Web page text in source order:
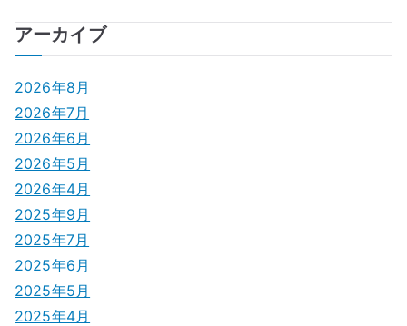
ナ
ビ
ゲ
ー
シ
ョ
ン
アーカイブ
2026年8月
2026年7月
2026年6月
2026年5月
2026年4月
2025年9月
2025年7月
2025年6月
2025年5月
2025年4月